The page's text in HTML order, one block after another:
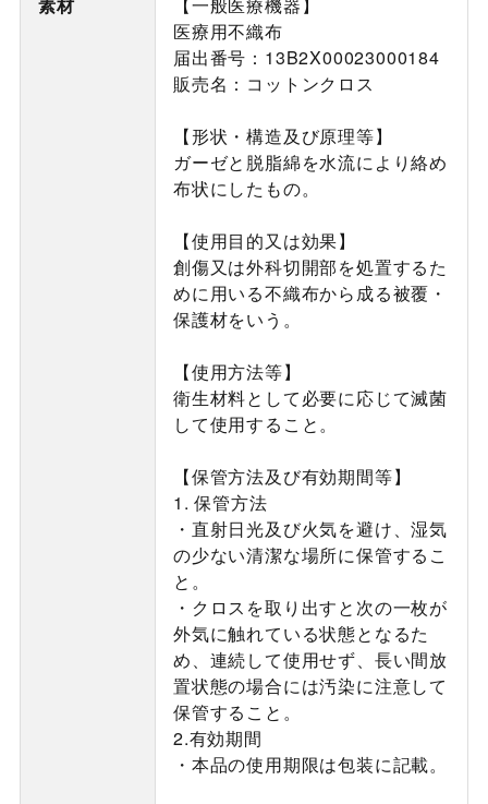
素材
【一般医療機器】
医療用不織布
届出番号：13B2X00023000184
販売名：コットンクロス
【形状・構造及び原理等】
ガーゼと脱脂綿を水流により絡め
布状にしたもの。
【使用目的又は効果】
創傷又は外科切開部を処置するた
めに用いる不織布から成る被覆・
保護材をいう。
【使用方法等】
衛生材料として必要に応じて滅菌
して使用すること。
【保管方法及び有効期間等】
1. 保管方法
・直射日光及び火気を避け、湿気
の少ない清潔な場所に保管するこ
と。
・クロスを取り出すと次の一枚が
外気に触れている状態となるた
め、連続して使用せず、長い間放
置状態の場合には汚染に注意して
保管すること。
2.有効期間
・本品の使用期限は包装に記載。